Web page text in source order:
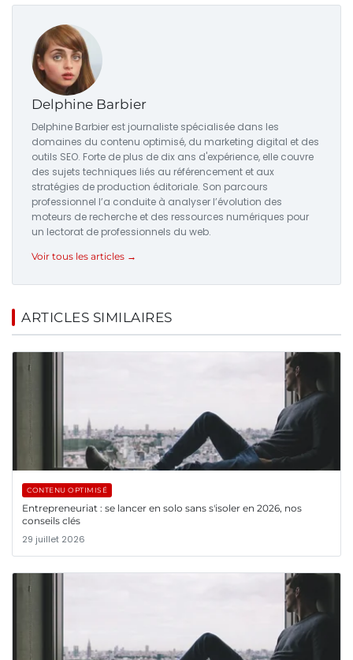
Delphine Barbier
Delphine Barbier est journaliste spécialisée dans les
domaines du contenu optimisé, du marketing digital et des
outils SEO. Forte de plus de dix ans d'expérience, elle couvre
des sujets techniques liés au référencement et aux
stratégies de production éditoriale. Son parcours
professionnel l’a conduite à analyser l’évolution des
moteurs de recherche et des ressources numériques pour
un lectorat de professionnels du web.
Voir tous les articles →
ARTICLES SIMILAIRES
CONTENU OPTIMISÉ
Entrepreneuriat : se lancer en solo sans s'isoler en 2026, nos
conseils clés
29 juillet 2026